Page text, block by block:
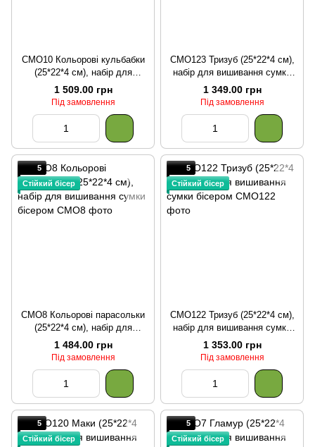
СМО10 Кольорові кульбабки
(25*22*4 см), набір для
вишивання сумки бісером
1 509.00 грн
Під замовлення
СМО123 Тризуб (25*22*4 см),
набір для вишивання сумки
бісером
1 349.00 грн
Під замовлення
5
Стійкий бісер
СМО8 Кольорові парасольки
(25*22*4 см), набір для
вишивання сумки бісером
1 484.00 грн
Під замовлення
5
Стійкий бісер
СМО122 Тризуб (25*22*4 см),
набір для вишивання сумки
бісером
1 353.00 грн
Під замовлення
5
Стійкий бісер
5
Стійкий бісер